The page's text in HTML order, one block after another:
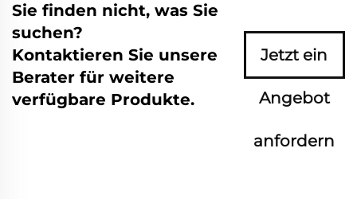
Sie finden nicht, was Sie
suchen?
Kontaktieren Sie unsere
Berater für weitere
verfügbare Produkte.
Jetzt ein
Angebot
anfordern